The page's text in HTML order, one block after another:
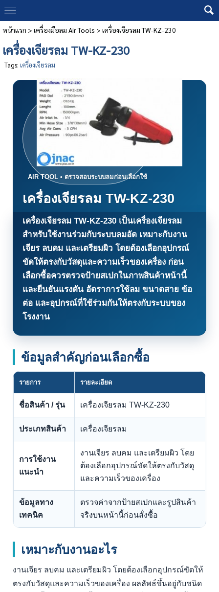
หน้าแรก > เครื่องมือลม Air Tools > เครื่องเจียรลม TW-KZ-230
เครื่องเจียรลม TW-KZ-230
Tags: เครื่องเจียรลม
เครื่องเจียรลม TW-KZ-230
เครื่องเจียรลม TW-KZ-230 เป็นเครื่องเจียรลม
สำหรับใช้งานร่วมกับระบบลมอัด เหมาะกับงาน
เจียร ลบคม และเตรียมผิว โดยต้องเลือกอุปกรณ์
ขัดให้ตรงกับวัสดุและความเร็วของเครื่อง ก่อน
เลือกซื้อควรตรวจป้ายสเปกในภาพสินค้าหน้านี้
และยืนยันแรงดัน อัตราการใช้ลม ขนาดสาย ข้อ
ต่อ และอุปกรณ์ที่ใช้ร่วมกันให้ตรงกับระบบของ
โรงงาน
ข้อมูลสำคัญก่อนเลือกซื้อ
รายการ รายละเอียด
ชื่อสินค้า / รุ่น เครื่องเจียรลม TW-KZ-230
ประเภทสินค้า เครื่องเจียรลม
การใช้งาน
แนะนำ
งานเจียร ลบคม และเตรียมผิว โดย
ต้องเลือกอุปกรณ์ขัดให้ตรงกับวัสดุ
และความเร็วของเครื่อง
ข้อมูลทาง
เทคนิค
ตรวจค่าจากป้ายสเปกและรูปสินค้า
จริงบนหน้านี้ก่อนสั่งซื้อ
เหมาะกับงานอะไร
งานเจียร ลบคม และเตรียมผิว โดยต้องเลือกอุปกรณ์ขัดให้
ตรงกับวัสดุและความเร็วของเครื่อง ผลลัพธ์ขึ้นอยู่กับชนิด